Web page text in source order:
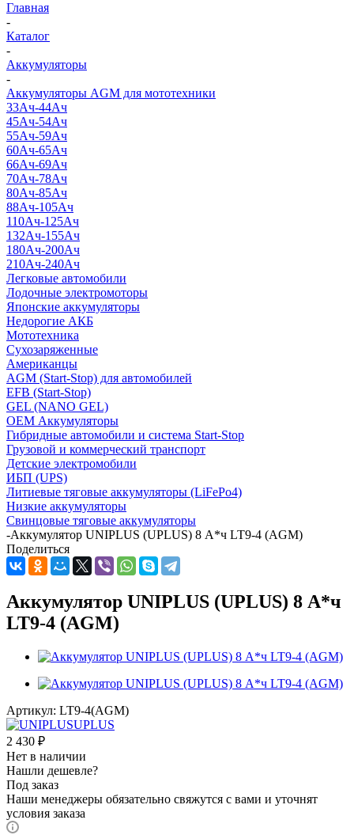
Главная
-
Каталог
-
Аккумуляторы
-
Аккумуляторы AGM для мототехники
33Ач-44Ач
45Ач-54Ач
55Ач-59Ач
60Ач-65Ач
66Ач-69Ач
70Ач-78Ач
80Ач-85Ач
88Ач-105Ач
110Ач-125Ач
132Ач-155Ач
180Ач-200Ач
210Ач-240Ач
Легковые автомобили
Лодочные электромоторы
Японские аккумуляторы
Недорогие АКБ
Мототехника
Сухозаряженные
Американцы
AGM (Start-Stop) для автомобилей
EFB (Start-Stop)
GEL (NANO GEL)
OEM Аккумуляторы
Гибридные автомобили и система Start-Stop
Грузовой и коммерческий транспорт
Детские электромобили
ИБП (UPS)
Литиевые тяговые аккумуляторы (LiFePo4)
Низкие аккумуляторы
Свинцовые тяговые аккумуляторы
-Аккумулятор UNIPLUS (UPLUS) 8 А*ч LT9-4 (AGM)
Поделиться
Аккумулятор UNIPLUS (UPLUS) 8 А*ч
LT9-4 (AGM)
Артикул: LT9-4(AGM)
2 430 ₽
Нет в наличии
Нашли дешевле?
Под заказ
Наши менеджеры обязательно свяжутся с вами и уточнят
условия заказа